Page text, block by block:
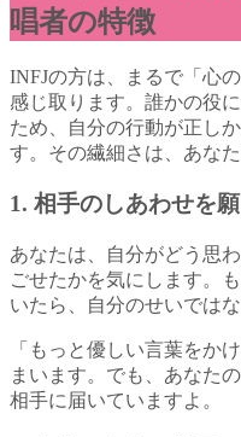
唱者の特徴
INFJの方は、まるで「心
感じ取ります。誰かの役
ため、自分の行動が正し
す。その繊細さは、あな
1. 相手のしあわせを
あなたは、自分がどう思
ごせたかを気にします。
いたら、自分のせいでは
「もっと優しい言葉をか
まいます。でも、あなた
相手に届いていますよ。